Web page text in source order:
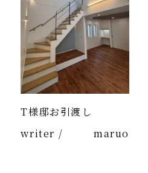
T様邸お引渡し
writer /
maruo